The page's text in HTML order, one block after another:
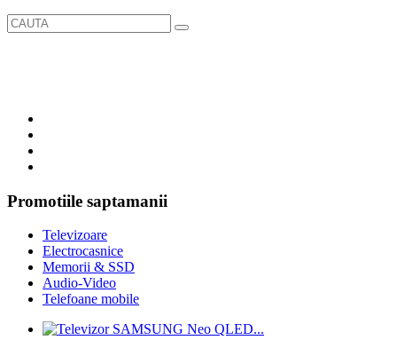
Promotiile saptamanii
Televizoare
Electrocasnice
Memorii & SSD
Audio-Video
Telefoane mobile